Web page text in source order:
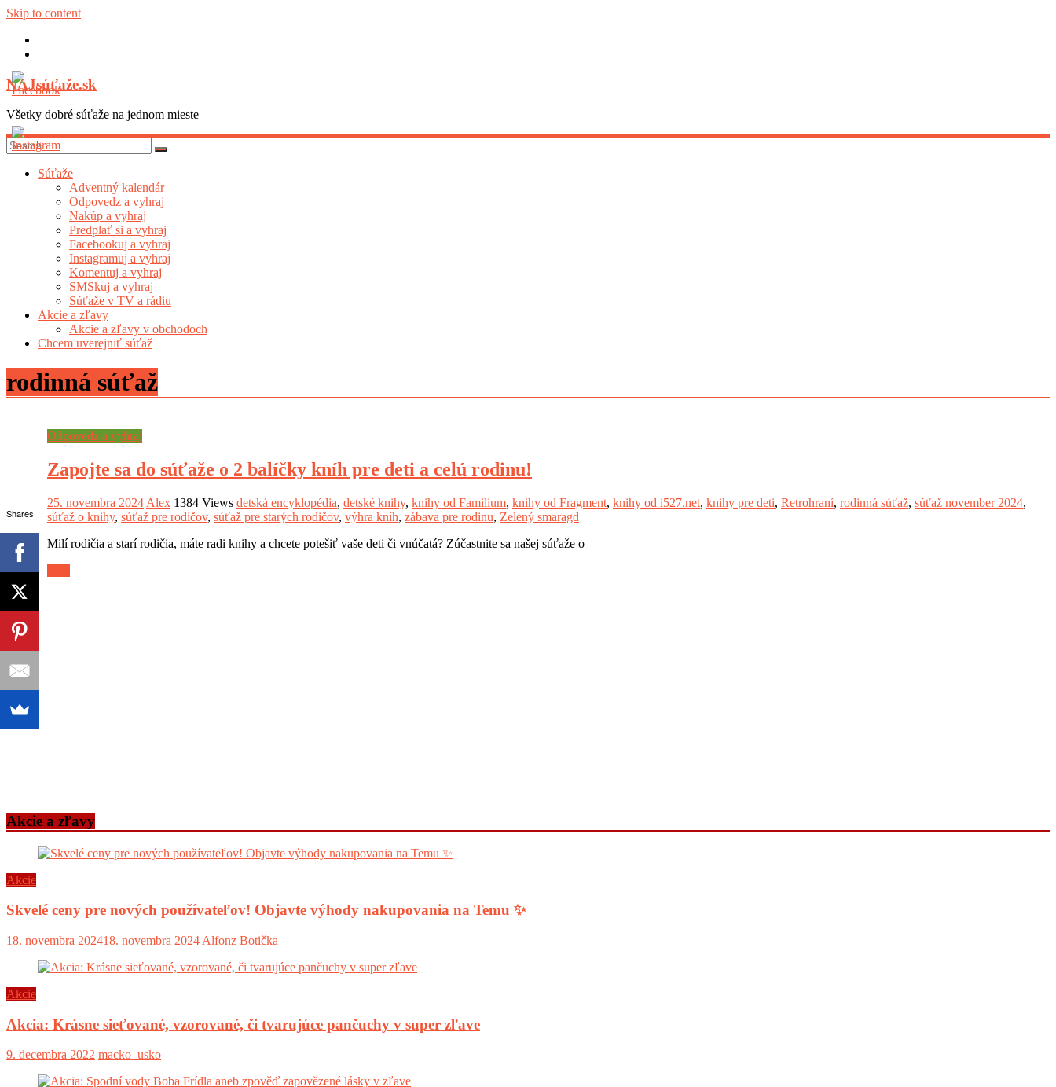
Skip to content
NAJsúťaže.sk
Všetky dobré súťaže na jednom mieste
Súťaže
Adventný kalendár
Odpovedz a vyhraj
Nakúp a vyhraj
Predplať si a vyhraj
Facebookuj a vyhraj
Instagramuj a vyhraj
Komentuj a vyhraj
SMSkuj a vyhraj
Súťaže v TV a rádiu
Akcie a zľavy
Akcie a zľavy v obchodoch
Chcem uverejniť súťaž
rodinná súťaž
Shares
Odpovedz a vyhraj
Zapojte sa do súťaže o 2 balíčky kníh pre deti a celú rodinu!
25. novembra 2024 Alex 1384 Views detská encyklopédia, detské knihy, knihy od Familium, knihy od Fragment, knihy od i527.net, knihy pre deti, Retrohraní, rodinná súťaž, súťaž november 2024,
súťaž o knihy, súťaž pre rodičov, súťaž pre starých rodičov, výhra kníh, zábava pre rodinu, Zelený smaragd
Milí rodičia a starí rodičia, máte radi knihy a chcete potešiť vaše deti či vnúčatá? Zúčastnite sa našej súťaže o
Akcie a zľavy
Akcie
Skvelé ceny pre nových používateľov! Objavte výhody nakupovania na Temu ✨
18. novembra 202418. novembra 2024 Alfonz Botička
Akcie
Akcia: Krásne sieťované, vzorované, či tvarujúce pančuchy v super zľave
9. decembra 2022 macko_usko